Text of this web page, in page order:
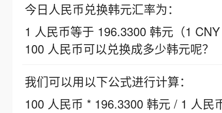
今日人民币兑换韩元汇率为：
1 人民币等于 196.3300 韩元（1
100 人民币可以兑换成多少韩元呢？
我们可以用以下公式进行计算：
100 人民币 * 196.3300 韩元 / 1 人民